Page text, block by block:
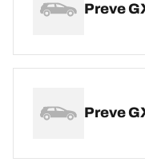
Preve
Preve